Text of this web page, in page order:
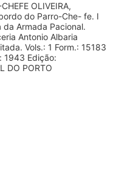
OLIVEIRA,
do Parro-Che- fe. I
Armada Pacional.
Antonio Albaria
Vols.: 1 Form.: 15183
1943 Edição:
DO PORTO